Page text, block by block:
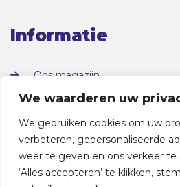
We waarderen uw
We gebruiken cookies om uw
verbeteren, gepersonaliseerde
weer te geven en ons verkeer te
‘Alles accepteren’ te klikken,
Informatie
Ons magazijn